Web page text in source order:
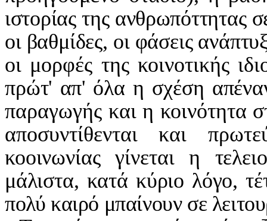
ιστορίας της ανθρωπόττητας
οι βαθμίδες, οι φάσεις
οι μορφές της κοινοτικής
πρώτ' απ' όλα η σχέση
παραγωγής και η κοινότητα
αποσυντίθενται και πρω­
κοοινωνίας γίνεται η τελειο­
μάλιστα, κατά κύριο λόγο, τέ
πολύ καιρό μπαίνουν σε λει­